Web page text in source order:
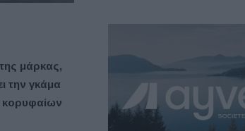
μάρκας,
την γκάμα
κορυφαίων